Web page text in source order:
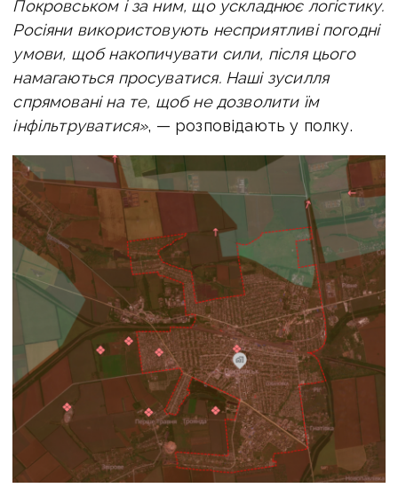
Покровськом і за ним, що ускладнює логістику.
Росіяни використовують несприятливі погодні
умови, щоб накопичувати сили, після цього
намагаються просуватися. Наші зусилля
спрямовані на те, щоб не дозволити їм
інфільтруватися», — розповідають у полку.